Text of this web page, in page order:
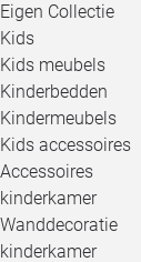
Eigen Collectie
Kids
Kids meubels
Kinderbedden
Kindermeubels
Kids accessoires
Accessoires
kinderkamer
Wanddecoratie
kinderkamer